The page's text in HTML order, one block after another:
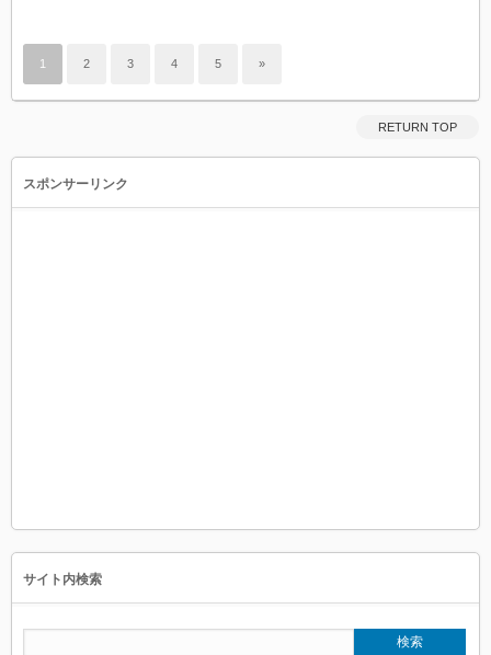
1 2 3 4 5 »
RETURN TOP
スポンサーリンク
サイト内検索